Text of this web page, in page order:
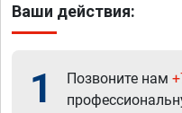
Ваши действия:
1 Позвоните нам